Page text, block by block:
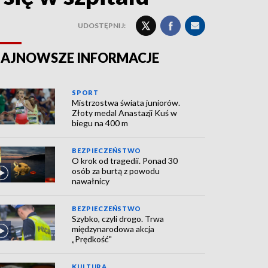
UDOSTĘPNIJ:
INFORMACJE
SPORT
Mistrzostwa świata juniorów.
Złoty medal Anastazji Kuś w
biegu na 400 m
BEZPIECZEŃSTWO
O krok od tragedii. Ponad 30
osób za burtą z powodu
nawałnicy
BEZPIECZEŃSTWO
Szybko, czyli drogo. Trwa
międzynarodowa akcja
„Prędkość"